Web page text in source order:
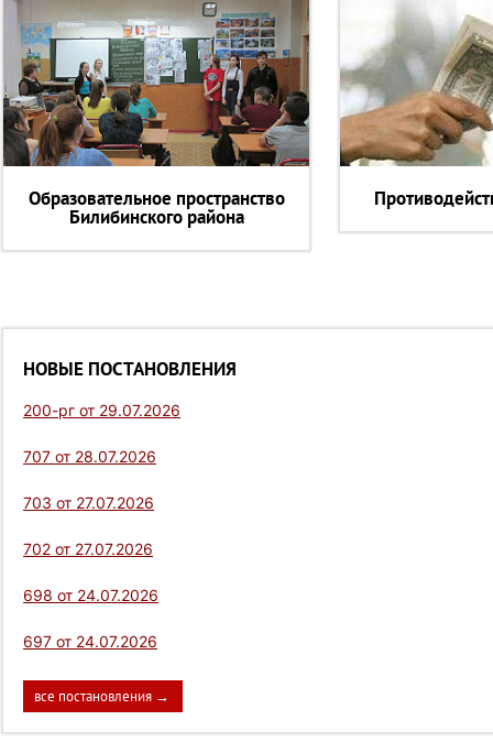
Образовательное пространство
Билибинского района
НОВЫЕ ПОСТАНОВЛЕНИЯ
200-рг от 29.07.2026
707 от 28.07.2026
703 от 27.07.2026
702 от 27.07.2026
698 от 24.07.2026
697 от 24.07.2026
все постановления →